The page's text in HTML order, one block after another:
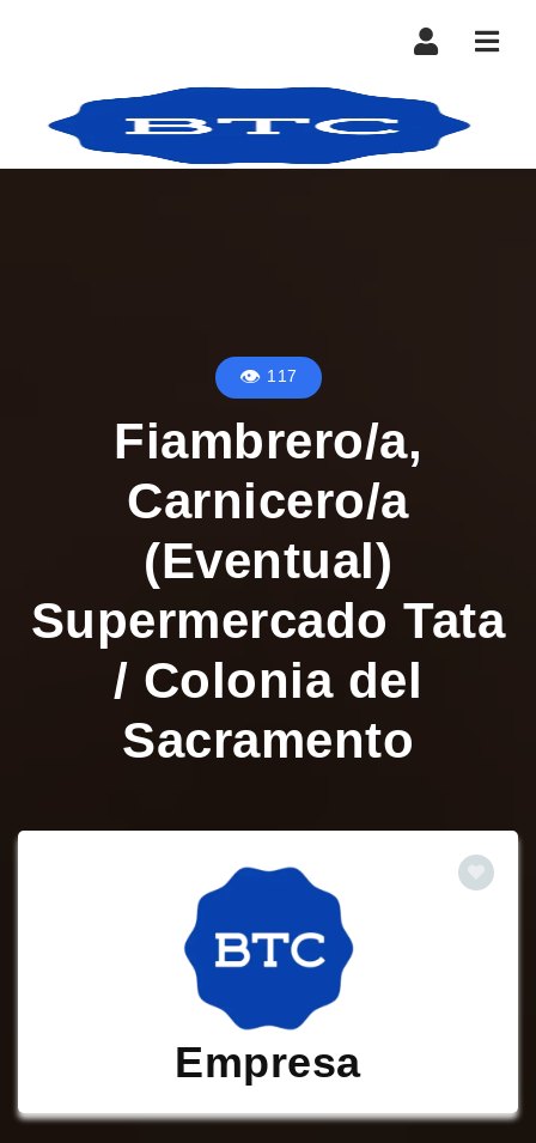
117
Fiambrero/a,
Carnicero/a
(Eventual)
Supermercado Tata
/ Colonia del
Sacramento
Empresa